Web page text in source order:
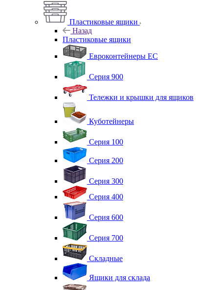
Пластиковые ящики
Назад
Пластиковые ящики
Евроконтейнеры ЕС
Серия 900
Тележки и крышки для ящиков
Куботейнеры
Серия 100
Серия 200
Серия 300
Серия 400
Серия 600
Серия 700
Складные
Ящики для склада